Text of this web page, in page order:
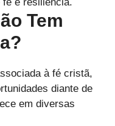
Tem
à fé cristã,
diante de
em diversas